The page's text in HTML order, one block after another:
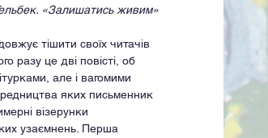
«Залишатись живим»
тішити своїх читачів
разу це дві повісті, об
але і вагомими
яких письменник
візерунки
узаємнень. Перша